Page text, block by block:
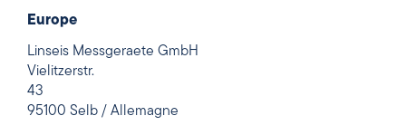
Europe
Linseis Messgeraete GmbH
Vielitzerstr.
43
95100 Selb / Allemagne